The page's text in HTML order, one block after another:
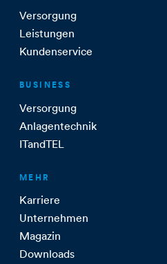
Versorgung
Leistungen
Kundenservice
BUSINESS
Versorgung
Anlagentechnik
ITandTEL
MEHR
Karriere
Unternehmen
Magazin
Downloads